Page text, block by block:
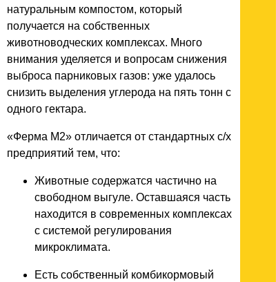
натуральным компостом, который
получается на собственных
животноводческих комплексах. Много
внимания уделяется и вопросам снижения
выброса парниковых газов: уже удалось
снизить выделения углерода на пять тонн с
одного гектара.
«Ферма М2» отличается от стандартных с/х
предприятий тем, что:
Животные содержатся частично на
свободном выгуле. Оставшаяся часть
находится в современных комплексах
с системой регулирования
микроклимата.
Есть собственный комбикормовый